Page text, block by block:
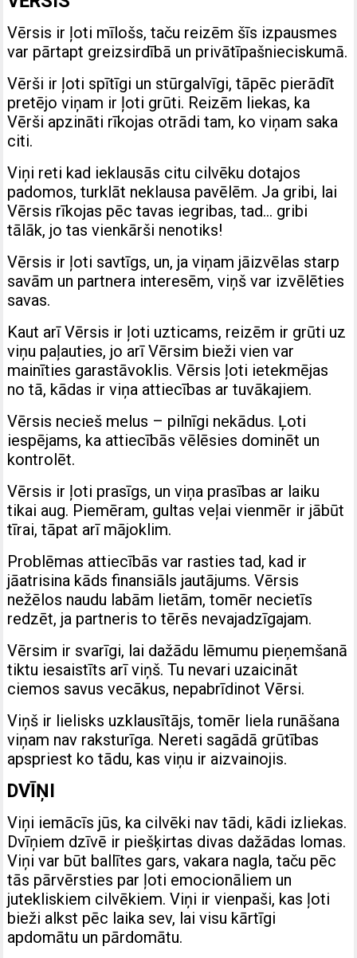
Vērsis ir ļoti mīlošs, taču reizēm šīs izpausmes
var pārtapt greizsirdībā un privātīpašnieciskumā.
Vērši ir ļoti spītīgi un stūrgalvīgi, tāpēc pierādīt
pretējo viņam ir ļoti grūti. Reizēm liekas, ka
Vērši apzināti rīkojas otrādi tam, ko viņam saka
citi.
Viņi reti kad ieklausās citu cilvēku dotajos
padomos, turklāt neklausa pavēlēm. Ja gribi, lai
Vērsis rīkojas pēc tavas iegribas, tad… gribi
tālāk, jo tas vienkārši nenotiks!
Vērsis ir ļoti savtīgs, un, ja viņam jāizvēlas starp
savām un partnera interesēm, viņš var izvēlēties
savas.
Kaut arī Vērsis ir ļoti uzticams, reizēm ir grūti uz
viņu paļauties, jo arī Vērsim bieži vien var
mainīties garastāvoklis. Vērsis ļoti ietekmējas
no tā, kādas ir viņa attiecības ar tuvākajiem.
Vērsis necieš melus – pilnīgi nekādus. Ļoti
iespējams, ka attiecībās vēlēsies dominēt un
kontrolēt.
Vērsis ir ļoti prasīgs, un viņa prasības ar laiku
tikai aug. Piemēram, gultas veļai vienmēr ir jābūt
tīrai, tāpat arī mājoklim.
Problēmas attiecībās var rasties tad, kad ir
jāatrisina kāds finansiāls jautājums. Vērsis
nežēlos naudu labām lietām, tomēr necietīs
redzēt, ja partneris to tērēs nevajadzīgajam.
Vērsim ir svarīgi, lai dažādu lēmumu pieņemšanā
tiktu iesaistīts arī viņš. Tu nevari uzaicināt
ciemos savus vecākus, nepabrīdinot Vērsi.
Viņš ir lielisks uzklausītājs, tomēr liela runāšana
viņam nav raksturīga. Nereti sagādā grūtības
apspriest ko tādu, kas viņu ir aizvainojis.
DVĪŅI
Viņi iemācīs jūs, ka cilvēki nav tādi, kādi izliekas.
Dvīņiem dzīvē ir piešķirtas divas dažādas lomas.
Viņi var būt ballītes gars, vakara nagla, taču pēc
tās pārvērsties par ļoti emocionāliem un
jutekliskiem cilvēkiem. Viņi ir vienpaši, kas ļoti
bieži alkst pēc laika sev, lai visu kārtīgi
apdomātu un pārdomātu.